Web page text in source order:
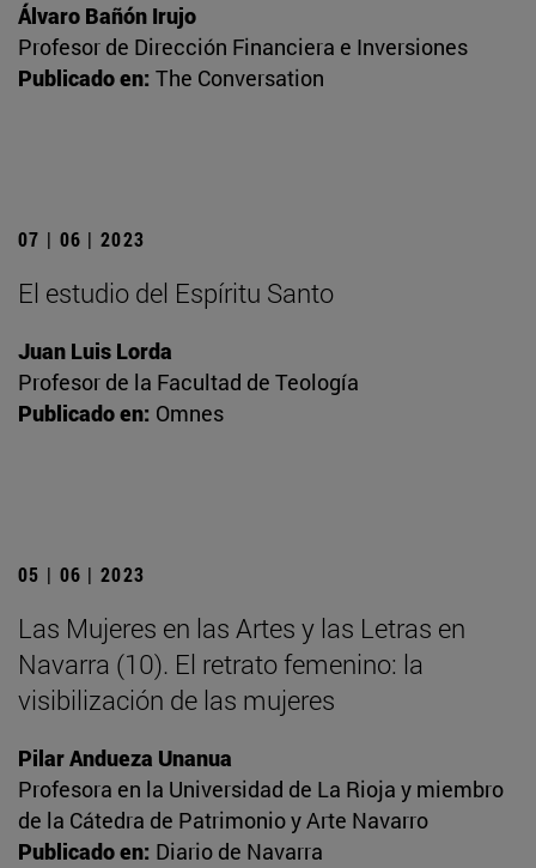
Álvaro Bañón Irujo
Profesor de Dirección Financiera e Inversiones
Publicado en: The Conversation
07 | 06 | 2023
El estudio del Espíritu Santo
Juan Luis Lorda
Profesor de la Facultad de Teología
Publicado en: Omnes
05 | 06 | 2023
Las Mujeres en las Artes y las Letras en
Navarra (10). El retrato femenino: la
visibilización de las mujeres
Pilar Andueza Unanua
Profesora en la Universidad de La Rioja y miembro
de la Cátedra de Patrimonio y Arte Navarro
Publicado en: Diario de Navarra